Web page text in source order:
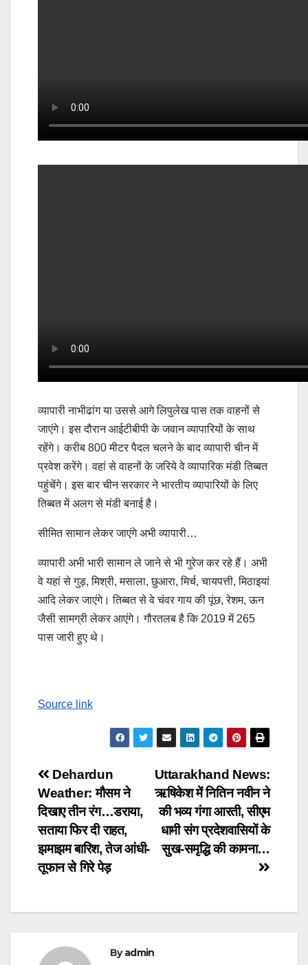
व्यापारी नाभीढांग या उससे आगे लिपुलेख पास तक वाहनों से
जाएंगे। इस दौरान आईटीबीपी के जवान व्यापारियों के साथ
रहेंगे। करीब 800 मीटर पैदल चलने के बाद व्यापारी चीन में
प्रवेश करेंगे। वहां से वाहनों के जरिये वे व्यापारिक मंडी तिब्बत
पहुंचेंगे। इस बार चीन सरकार ने भारतीय व्यापारियों के लिए
तिब्बत में अलग से मंडी बनाई है।
सीमित सामान लेकर जाएंगे अभी व्यापारी…
व्यापारी अभी भारी सामान ले जाने से भी गुरेज कर रहे हैं। अभी
वे यहां से गुड़, मिश्री, मसाला, छुआरा, मिर्च, चायपत्ती, मिठाइयां
आदि लेकर जाएंगे। तिब्बत से वे चंवर गाय की पूंछ, रेशम, ऊन
जैसी सामग्री लेकर आएंगे। गौरतलब है कि 2019 में 265
पास जारी हुए थे।
Source link
Post
navigation
Uttarakhand News:
ऋषिकेश में नितिन नवीन ने
की भव्य गंगा आरती, सीएम
धामी संग प्रदेशवासियों के
सुख-समृद्धि की कामना…
Dehardun
Weather: मौसम ने
दिखाए तीन रंग…डराया,
सताया फिर दी राहत,
झमाझम बारिश, तेज आंधी-
तूफान से गिरे पेड़
Byadmin